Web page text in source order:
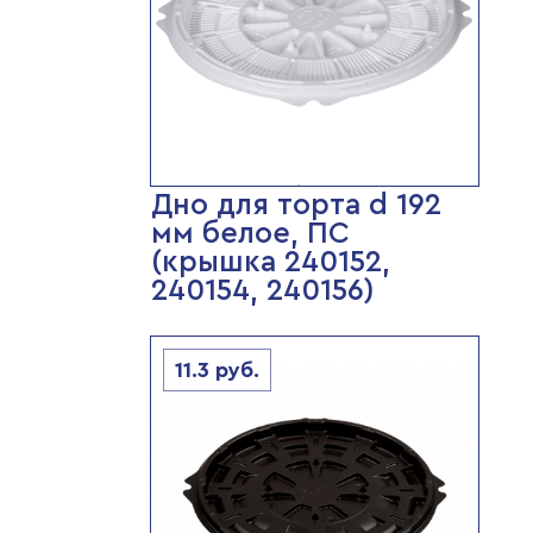
Дно для торта d 192
мм белое, ПС
(крышка 240152,
240154, 240156)
11.3 руб.